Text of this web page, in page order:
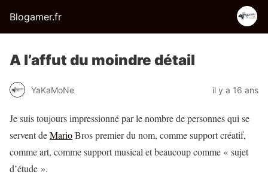
Blogamer.fr
A l’affut du moindre détail
YaKaMoNe il y a 16 ans
Je suis toujours impressionné par le nombre de personnes qui se
servent deMarioBros premier du nom, comme support créatif,
comme art, comme support musical et beaucoup comme « sujet
d’étude ».